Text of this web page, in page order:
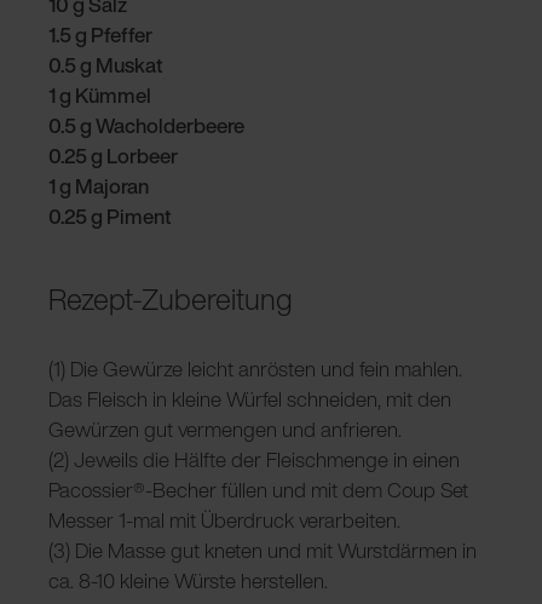
1.5 g Pfeffer
0.5 g Muskat
1 g Kümmel
0.5 g Wacholderbeere
0.25 g Lorbeer
1 g Majoran
0.25 g Piment
Rezept-Zubereitung
(1) Die Gewürze leicht anrösten und fein mahlen.
Das Fleisch in kleine Würfel schneiden, mit den
Gewürzen gut vermengen und anfrieren.
(2) Jeweils die Hälfte der Fleischmenge in einen
Pacossier®-Becher füllen und mit dem Coup Set
Messer 1-mal mit Überdruck verarbeiten.
(3) Die Masse gut kneten und mit Wurstdärmen in
ca. 8-10 kleine Würste herstellen.